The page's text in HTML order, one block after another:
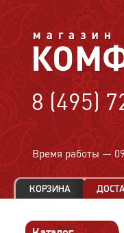
8 (495)
Время работы —